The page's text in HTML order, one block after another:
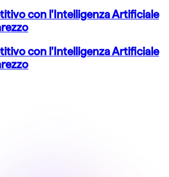
con l'Intelligenza Artificiale
con l'Intelligenza Artificiale